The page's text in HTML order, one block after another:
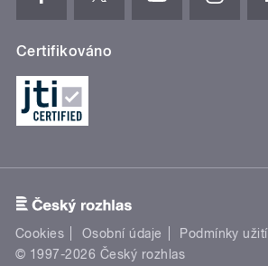
Certifikováno
Cookies Osobní údaje Podmínky užití
© 1997-2026 Český rozhlas